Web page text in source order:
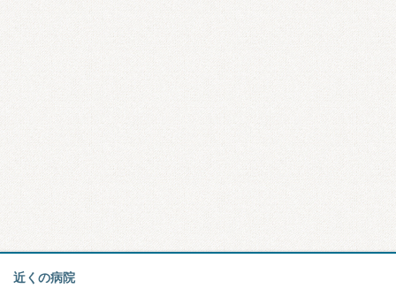
近くの病院